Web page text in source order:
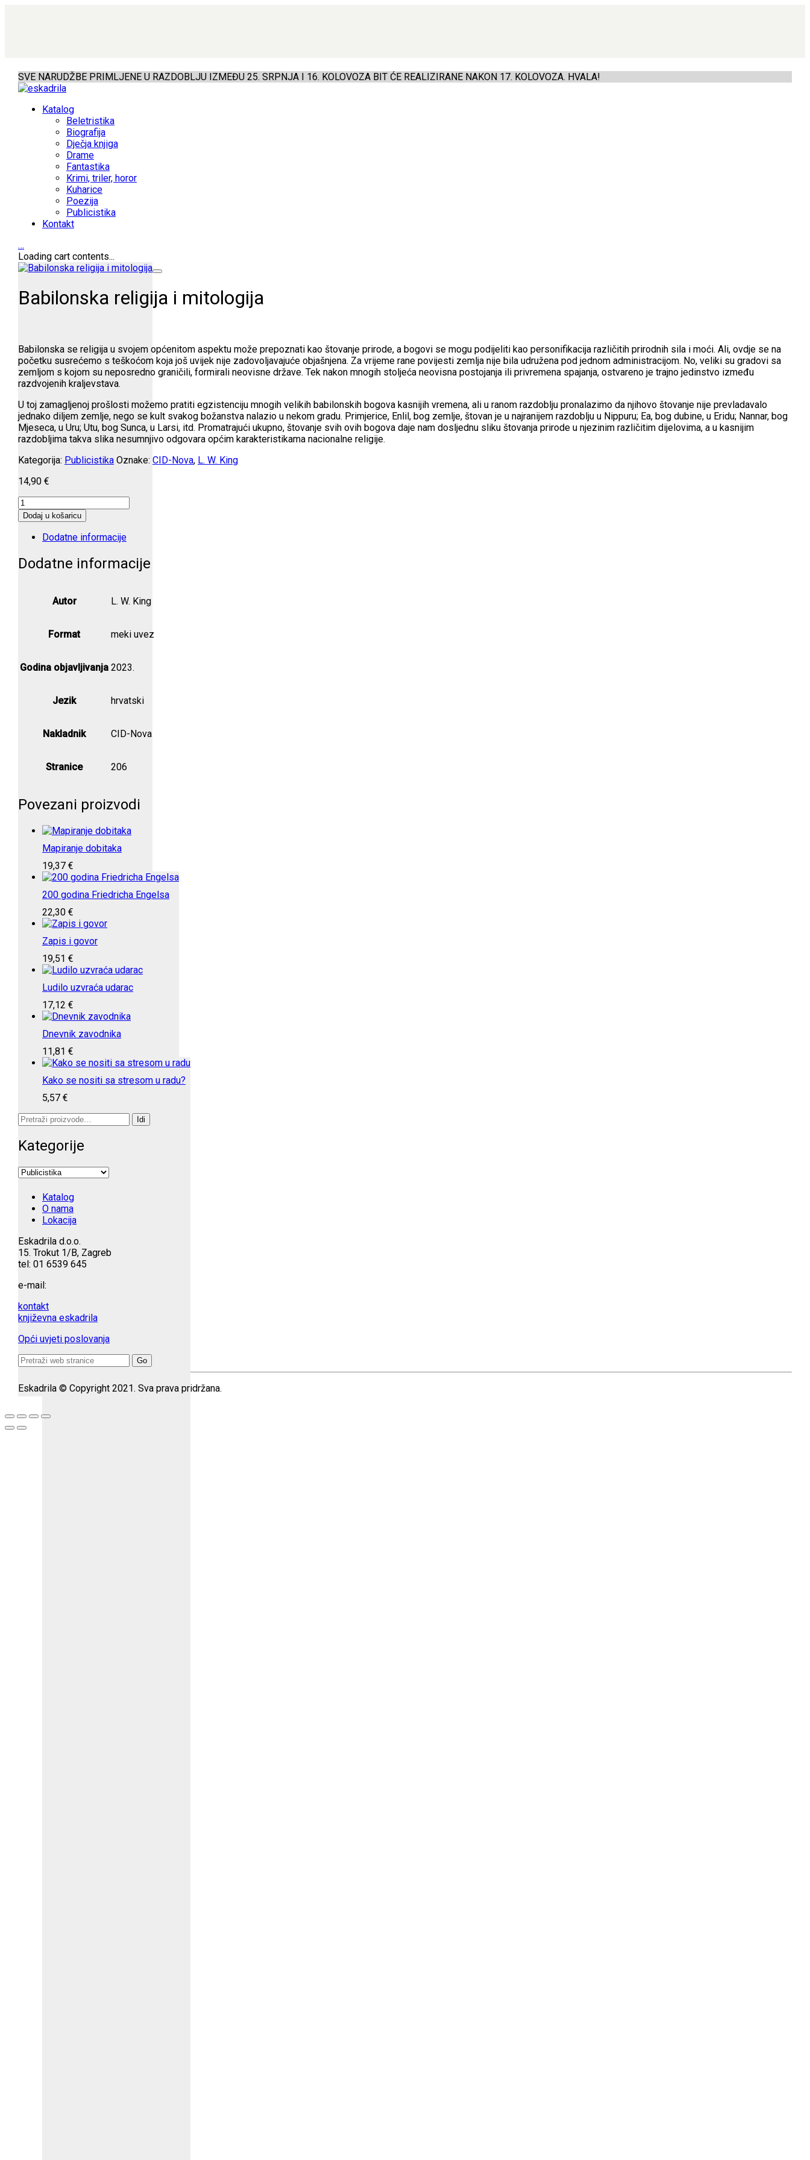
SVE NARUDŽBE PRIMLJENE U RAZDOBLJU IZMEĐU 25. SRPNJA I 16. KOLOVOZA BIT ĆE REALIZIRANE NAKON 17. KOLOVOZA. HVALA!
Katalog
Beletristika
Biografija
Dječja knjiga
Drame
Fantastika
Krimi, triler, horor
Kuharice
Poezija
Publicistika
Kontakt
…
Loading cart contents...
Babilonska religija i mitologija
Babilonska se religija u svojem općenitom aspektu može prepoznati kao štovanje prirode, a bogovi se mogu podijeliti kao personifikacija različitih prirodnih sila i moći. Ali, ovdje se na
početku susrećemo s teškoćom koja još uvijek nije zadovoljavajuće objašnjena. Za vrijeme rane povijesti zemlja nije bila udružena pod jednom administracijom. No, veliki su gradovi sa
zemljom s kojom su neposredno graničili, formirali neovisne države. Tek nakon mnogih stoljeća neovisna postojanja ili privremena spajanja, ostvareno je trajno jedinstvo između
razdvojenih kraljevstava.
U toj zamagljenoj prošlosti možemo pratiti egzistenciju mnogih velikih babilonskih bogova kasnijih vremena, ali u ranom razdoblju pronalazimo da njihovo štovanje nije prevladavalo
jednako diljem zemlje, nego se kult svakog božanstva nalazio u nekom gradu. Primjerice, Enlil, bog zemlje, štovan je u najranijem razdoblju u Nippuru; Ea, bog dubine, u Eridu; Nannar, bog
Mjeseca, u Uru; Utu, bog Sunca, u Larsi, itd. Promatrajući ukupno, štovanje svih ovih bogova daje nam dosljednu sliku štovanja prirode u njezinim različitim dijelovima, a u kasnijim
razdobljima takva slika nesumnjivo odgovara općim karakteristikama nacionalne religije.
Kategorija: Publicistika Oznake: CID-Nova, L. W. King
14,90 €
Babilonska
religija
i
mitologija
Dodaj u košaricu
Dodatne informacije
Dodatne informacije
Autor L. W. King
Format meki uvez
Godina objavljivanja 2023.
Jezik hrvatski
Nakladnik CID-Nova
Stranice 206
Povezani proizvodi
Mapiranje dobitaka
19,37 €
200 godina Friedricha Engelsa
22,30 €
Zapis i govor
19,51 €
Ludilo uzvraća udarac
17,12 €
Dnevnik zavodnika
11,81 €
Kako se nositi sa stresom u radu?
5,57 €
Pretraži:
Idi
Kategorije
Katalog
O nama
Lokacija
Eskadrila d.o.o.
15. Trokut 1/B, Zagreb
tel: 01 6539 645
e-mail:
kontakt
književna eskadrila
Opći uvjeti poslovanja
Search
Eskadrila © Copyright 2021. Sva prava pridržana.